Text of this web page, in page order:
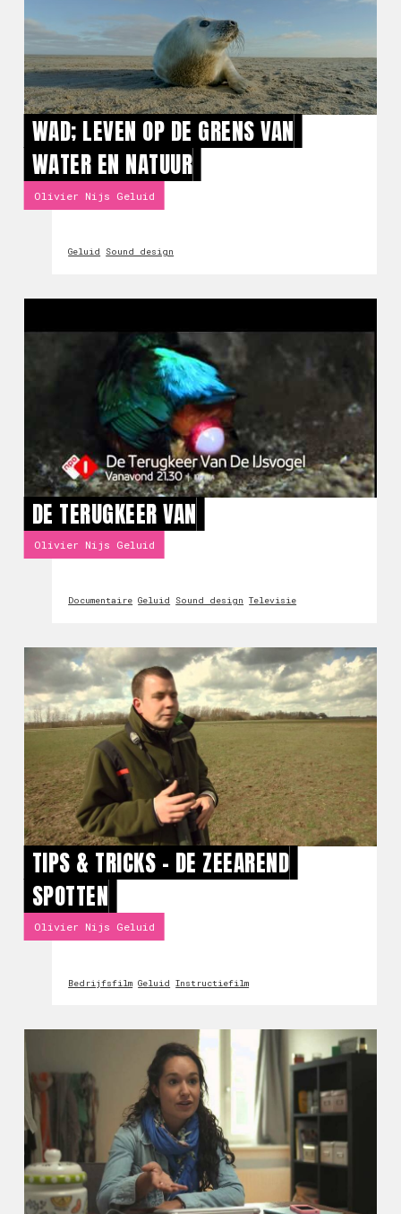
WAD; LEVEN OP DE GRENS VAN
WATER EN NATUUR
Olivier Nijs Geluid
Geluid Sound design
DE TERUGKEER VAN
Olivier Nijs Geluid
Documentaire Geluid Sound design Televisie
TIPS & TRICKS - DE ZEEAREND
SPOTTEN
Olivier Nijs Geluid
Bedrijfsfilm Geluid Instructiefilm